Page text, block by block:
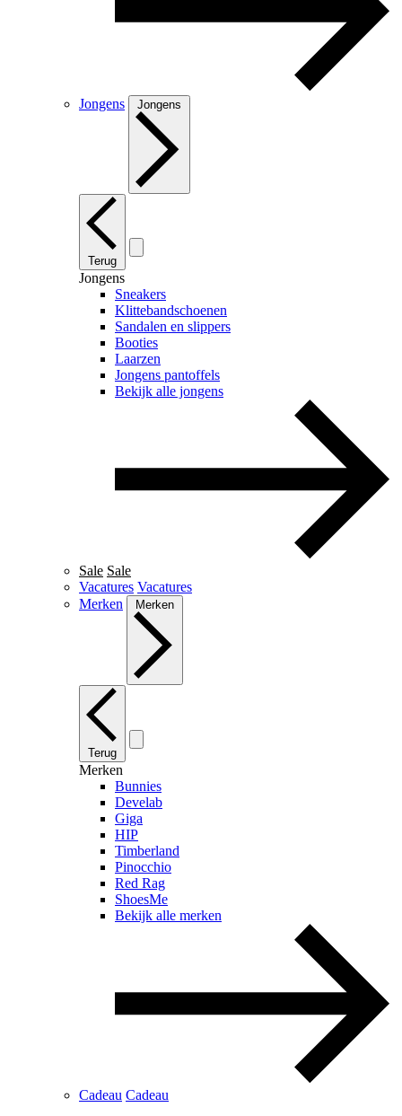
Jongens Jongens
Terug
Jongens
Sneakers
Klittebandschoenen
Sandalen en slippers
Booties
Laarzen
Jongens pantoffels
Bekijk alle jongens
Sale Sale
Vacatures Vacatures
Merken
Merken
Terug
Merken
Bunnies
Develab
Giga
HIP
Timberland
Pinocchio
Red Rag
ShoesMe
Bekijk alle merken
Cadeau Cadeau